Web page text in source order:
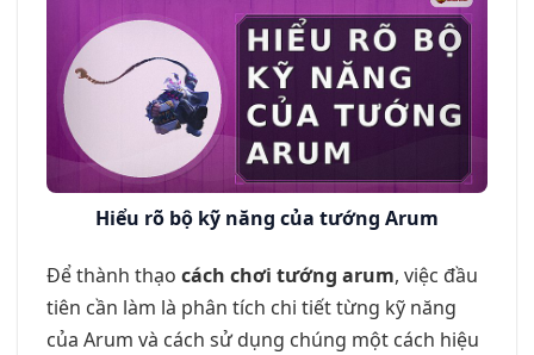
Hiểu rõ bộ kỹ năng của tướng Arum
Để thành thạo cách chơi tướng arum, việc đầu
tiên cần làm là phân tích chi tiết từng kỹ năng
của Arum và cách sử dụng chúng một cách hiệu